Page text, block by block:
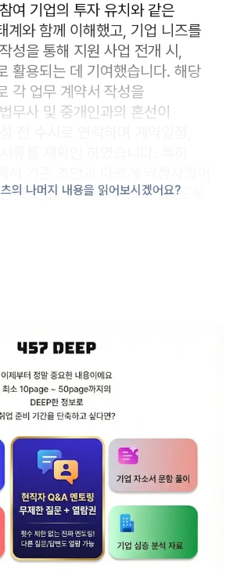
여 기업의 투자 유치와 같은
계와 함께 이해했고, 기업 니즈를
성을 통해 지원 사업 전개 시,
활용되는 데 기여했습니다. 해당
각 업무 계약서 작성을
무사 및 중개인과의 혼선이
했고, 법적인 문제가 되지 않도록
의 나머지 내용을 읽어보시겠어요?